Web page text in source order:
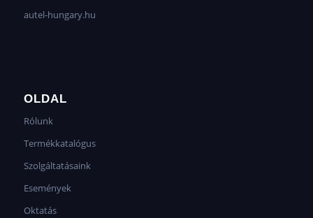
autel-hungary.hu
OLDAL
Rólunk
Termékkatalógus
Szolgáltatásaink
Események
Oktatás